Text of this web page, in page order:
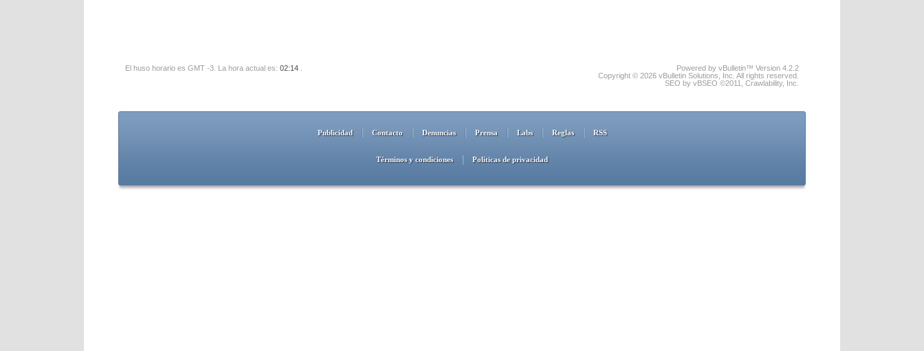
El huso horario es GMT -3. La hora actual es: 02:14
Powered by vBulletin™ Version 4.2.2
Copyright © 2026 vBulletin Solutions, Inc. All rights reserved.
SEO by vBSEO ©2011, Crawlability, Inc.
Publicidad Contacto Denuncias Prensa Labs Reglas RSS
Términos y condiciones Políticas de privacidad